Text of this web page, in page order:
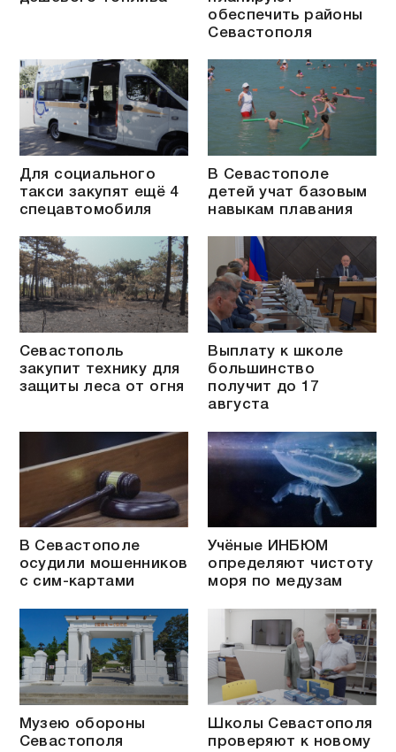
обеспечить районы
Севастополя
Для социального
такси закупят ещё 4
спецавтомобиля
В Севастополе
детей учат базовым
навыкам плавания
Севастополь
закупит технику для
защиты леса от огня
Выплату к школе
большинство
получит до 17
августа
В Севастополе
осудили мошенников
с сим-картами
Учёные ИНБЮМ
определяют чистоту
моря по медузам
Музею обороны
Севастополя
Школы Севастополя
проверяют к новому